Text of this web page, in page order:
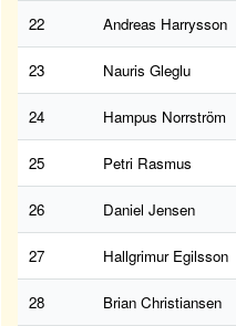
22 Andreas Harrysson
23 Nauris Gleglu
24 Hampus Norrström
25 Petri Rasmus
26 Daniel Jensen
27 Hallgrimur Egilsson
28 Brian Christiansen